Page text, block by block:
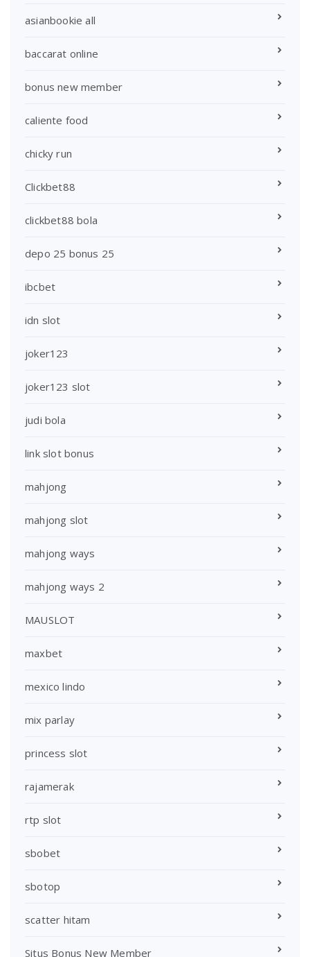
asianbookie all
baccarat online
bonus new member
caliente food
chicky run
Clickbet88
clickbet88 bola
depo 25 bonus 25
ibcbet
idn slot
joker123
joker123 slot
judi bola
link slot bonus
mahjong
mahjong slot
mahjong ways
mahjong ways 2
MAUSLOT
maxbet
mexico lindo
mix parlay
princess slot
rajamerak
rtp slot
sbobet
sbotop
scatter hitam
Situs Bonus New Member